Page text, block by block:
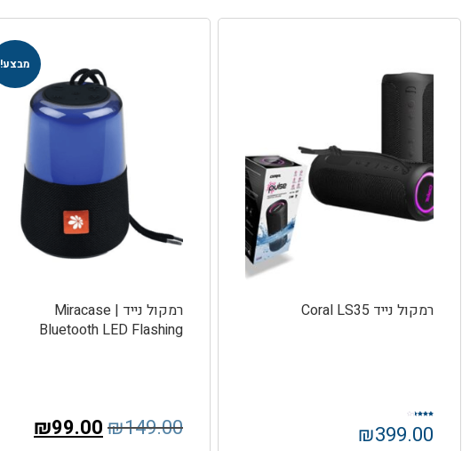
רמקול נייד Coral LS35
מתוך 5
₪399.00
מבצע!
רמקול נייד | Miracase
Bluetooth LED Flashing
₪149.00
₪99.00